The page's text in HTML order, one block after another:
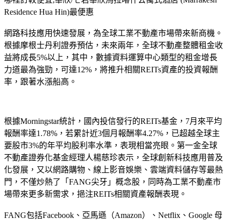
Residence Hua Hin)最便惠
網路科技應用快速發展，為全球工業不動產市場帶來新商機。
根據摩根士丹利證券預估，未來兩年，全球不動產整體租金收
益將成長5%以上，其中，數據資料運算中心類型的租金增長
力道最為強勁，可達12%，將推升相關REITs資產的投資報酬
率，跟著水漲船高。
根據Morningstar統計，國內投信發行的REITs基金，7月來平均
報酬率達1.78%，若累計近3個月報酬率4.27%，已超越全球主
要股市3%的年平均股利率水準，表現相當亮眼。第一金全球
不動產證券化基金經理人楊慈珍表示，全球創新科技應用普及
化發展，又以網路購物、線上影音娛樂、雲端資料儲存等最熱
門，不僅炒熱了「FANG尖牙」概念股，同時為工業不動產市
場帶來更多新需求，挹注REITs相關資產報酬表現。
FANG包括Facebook、亞馬遜（Amazon）、Netflix、Google 母